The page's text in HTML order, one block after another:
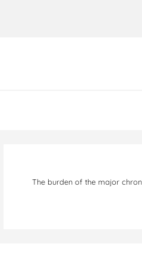
The burden of the major